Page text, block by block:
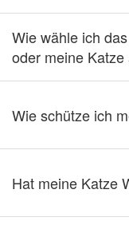
Wie wähle ich
oder meine Katze
Wie schütze ich
Hat meine Katze